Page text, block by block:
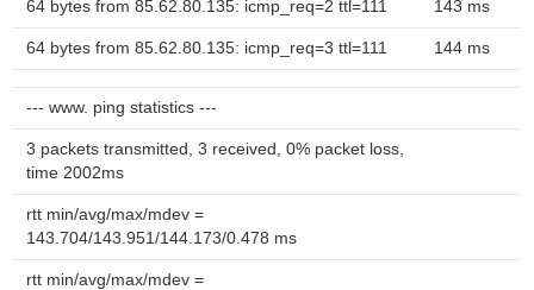
64 bytes from 85.62.80.135: icmp_req=2 ttl=111 143 ms
64 bytes from 85.62.80.135: icmp_req=3 ttl=111 144 ms
--- www. ping statistics ---
3 packets transmitted, 3 received, 0% packet loss,
time 2002ms
rtt min/avg/max/mdev =
143.704/143.951/144.173/0.478 ms
rtt min/avg/max/mdev =